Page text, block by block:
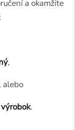
a okamžite
,
alebo
.